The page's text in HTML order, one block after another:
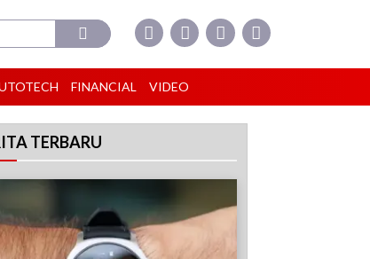
FINANCIAL VIDEO
TERBARU